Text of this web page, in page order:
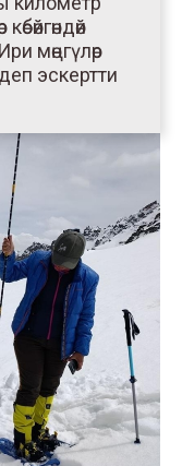
мөңгүлөр
эскертти